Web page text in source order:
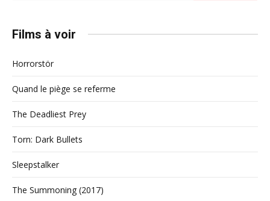
Films à voir
Horrorstör
Quand le piège se referme
The Deadliest Prey
Torn: Dark Bullets
Sleepstalker
The Summoning (2017)